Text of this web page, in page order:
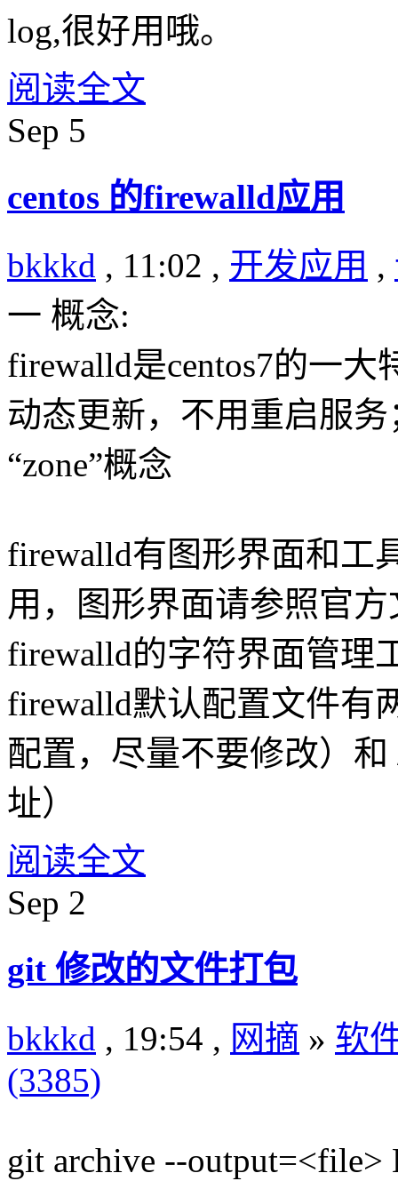
log,很好用哦。
阅读全文
Sep 5
centos 的firewalld应用
bkkkd , 11:02 , 开发应用 ,
一 概念:
firewalld是centos7的一
动态更新，不用重启服
“zone”概念
firewalld有图形界面和工
用，图形界面请参照官
firewalld的字符界面管理
firewalld默认配置文件有
配置，尽量不要修改）
址）
阅读全文
Sep 2
git 修改的文件打包
bkkkd , 19:54 , 网摘 » 软
(3385)
git archive --